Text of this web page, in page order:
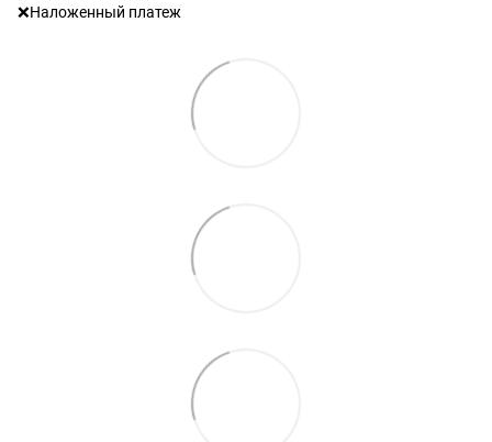
❌Наложенный платеж